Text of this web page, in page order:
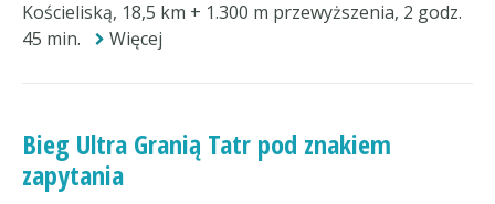
Kościeliską, 18,5 km + 1.300 m przewyższenia, 2 godz.
45 min.
Więcej
Bieg Ultra Granią Tatr pod znakiem
zapytania